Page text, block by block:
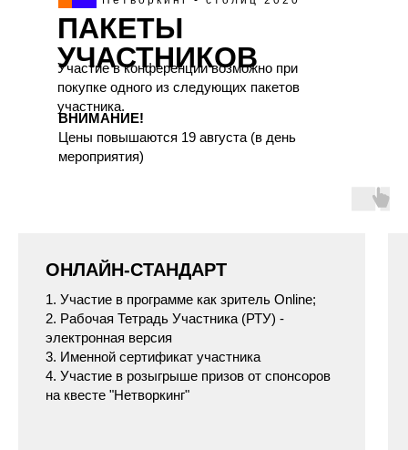
ПАКЕТЫ
УЧАСТНИКОВ
1. Участие в закрытом бизнес- завтраке с
членами Экспертного Совета Клуба 21 мая
2. Индивидуальная консультация по
личной стратегии и нетворкингу с Игорем
Селезневым
Участие в конференции возможно при
покупке одного из следующих пакетов
участника.
ВНИМАНИЕ!
Цены повышаются 19 августа (в день
мероприятия)
ОНЛАЙН-СТАНДАРТ
1. Участие в программе как зритель Online;
2. Рабочая Тетрадь Участника (РТУ) -
электронная версия
3. Именной сертификат участника
4. Участие в розыгрыше призов от спонсоров
на квесте "Нетворкинг"